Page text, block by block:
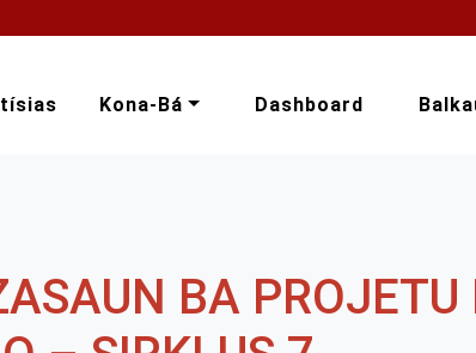
Kona-Bá Dashboard
BA PROJETU